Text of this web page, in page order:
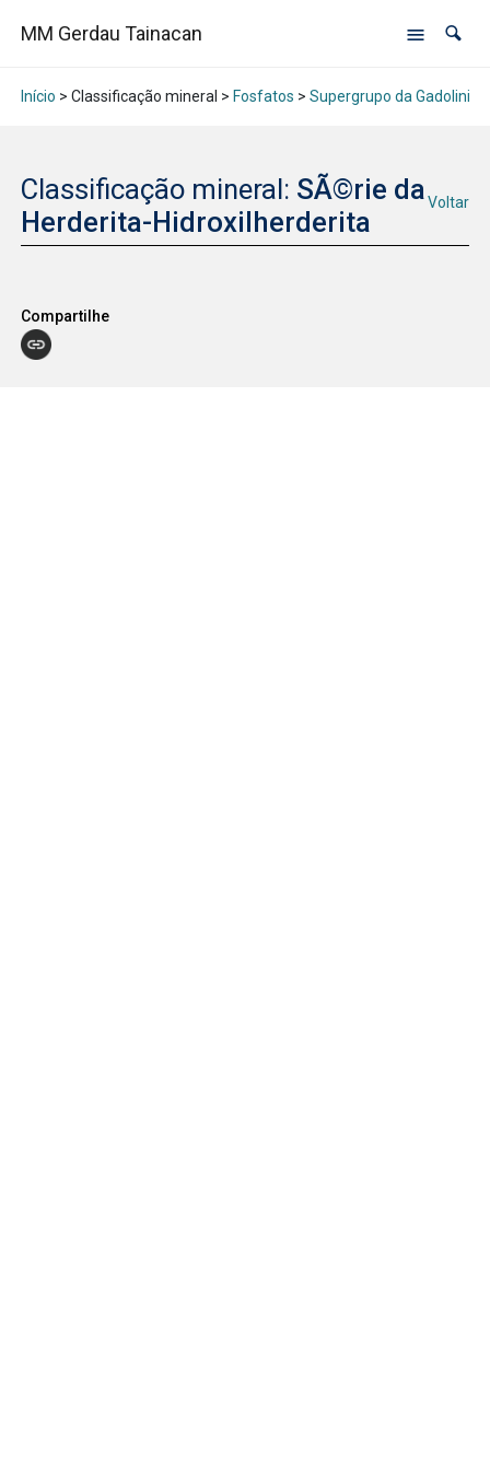
MM Gerdau Tainacan
Início > Classificação mineral > Fosfatos > Supergrupo da Gadolinita
Classificação mineral: SÃ©rie da
Herderita-Hidroxilherderita
Voltar
Compartilhe